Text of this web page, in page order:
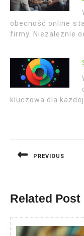
obecność online
firmy. Niezależnie
kluczowa dla
PREVIOUS
Related Post